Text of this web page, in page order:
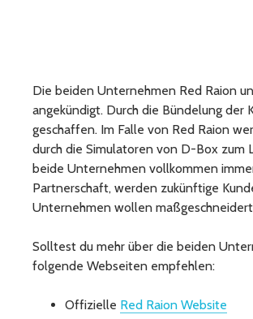
Die beiden Unternehmen Red Raion
angekündigt. Durch die Bündelung der
geschaffen. Im Falle von Red Raion
durch die Simulatoren von D-Box zum
beide Unternehmen vollkommen
Partnerschaft, werden zukünftige
Unternehmen wollen
Solltest du mehr über die beiden
folgende Webseiten empfehlen:
Offizielle Red Raion Website